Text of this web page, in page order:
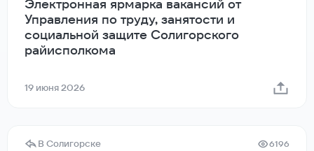
Электронная ярмарка вакансий от
Управления по труду, занятости и
социальной защите Солигорского
райисполкома
19 июня 2026
В Солигорске 6196